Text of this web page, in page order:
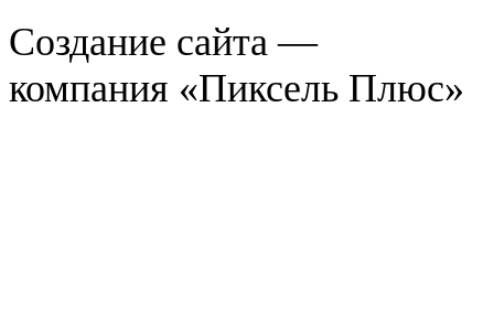
Создание сайта —
компания «Пиксель Плюс»